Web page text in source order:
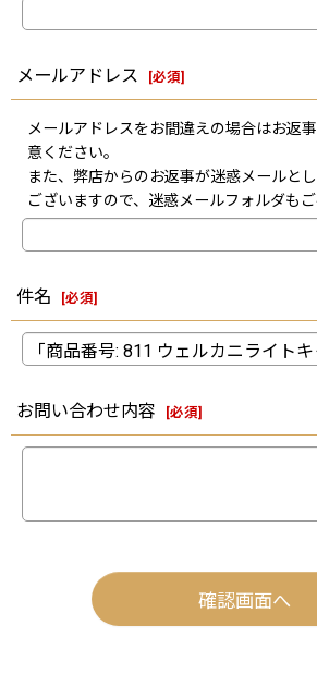
メールアドレス [必須]
メールアドレスをお間違えの場合はお返
意ください。
また、弊店からのお返事が迷惑メールと
ございますので、迷惑メールフォルダもご
件名 [必須]
お問い合わせ内容 [必須]
確認画面へ